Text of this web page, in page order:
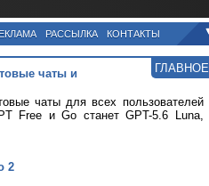
РАССЫЛКА КОНТАКТЫ
ГЛАВНОЕ
чаты и
чаты для всех пользователей
Free и Go станет GPT-5.6 Luna,
2